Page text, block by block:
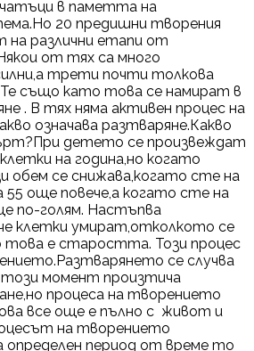
в паметта на
20 предишни творения
на различни етапи от
от тях са много
трети почти толкова
също като това се намират в
. В тях няма активен процес на
означава разтваряне.Какво
детето се произвеждат
на година,но когато
обем се снижава,когато сте на
55 още повече,а когато сте на
по-голям. Настъпва
клетки умират,отколкото се
е старостта. Този процес
се случва
момент произтича
процеса на творението
все още е пълно с живот и
на творението
определен период от време то